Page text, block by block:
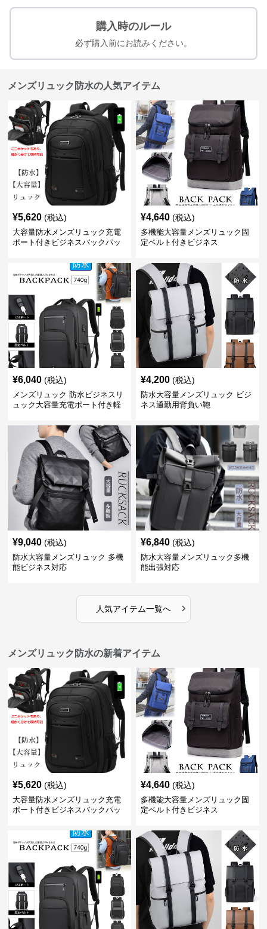
購入時のルール
必ず購入前にお読みください。
メンズリュック防水の人気アイテム
¥5,620 (税込)
大容量防水メンズリュック充電
ポート付きビジネスバックパッ
¥4,640 (税込)
多機能大容量メンズリュック固
定ベルト付きビジネス
¥6,040 (税込)
メンズリュック 防水ビジネスリ
ュック大容量充電ポート付き軽
¥4,200 (税込)
防水大容量メンズリュック ビジ
ネス通勤用背負い鞄
¥9,040 (税込)
防水大容量メンズリュック 多機
能ビジネス対応
¥6,840 (税込)
防水大容量メンズリュック多機
能出張対応
人気アイテム一覧へ ›
メンズリュック防水の新着アイテム
¥5,620 (税込)
大容量防水メンズリュック充電
ポート付きビジネスバックパッ
¥4,640 (税込)
多機能大容量メンズリュック固
定ベルト付きビジネス